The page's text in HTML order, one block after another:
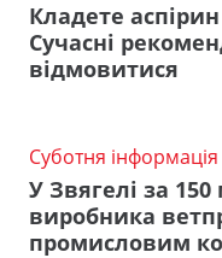
Кладете
Сучасні
відмовитися
Суботня інформація
У Звягелі за
виробника
промисловим